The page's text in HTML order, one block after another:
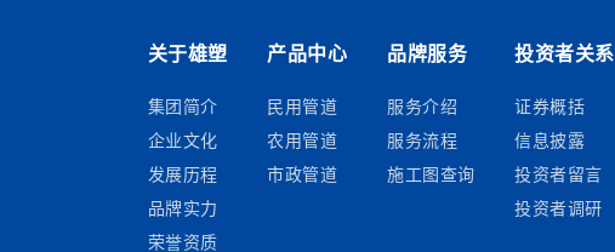
关于雄塑
集团简介
企业文化
发展历程
品牌实力
荣誉资质
产品中心
民用管道
农用管道
市政管道
品牌服务
服务介绍
服务流程
施工图查询
投资者关系
证券概括
信息披露
投资者留言
投资者调研